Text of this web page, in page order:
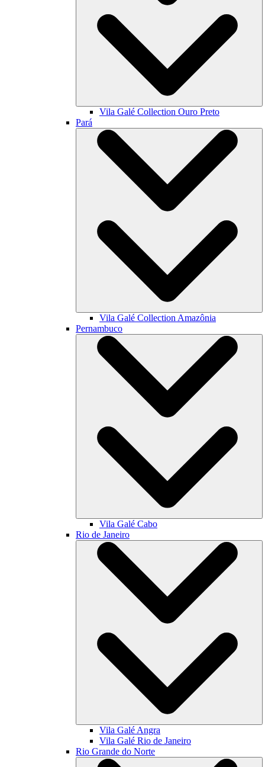
Vila Galé Collection Ouro Preto
Pará
Vila Galé Collection Amazônia
Pernambuco
Vila Galé Cabo
Rio de Janeiro
Vila Galé Angra
Vila Galé Rio de Janeiro
Rio Grande do Norte